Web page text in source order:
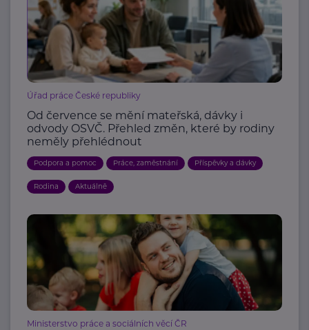
Úřad práce České republiky
Od července se mění mateřská, dávky i
odvody OSVČ. Přehled změn, které by rodiny
neměly přehlédnout
Podpora a pomoc Práce, zaměstnání Příspěvky a dávky
Rodina Aktuálně
Ministerstvo práce a sociálních věcí ČR